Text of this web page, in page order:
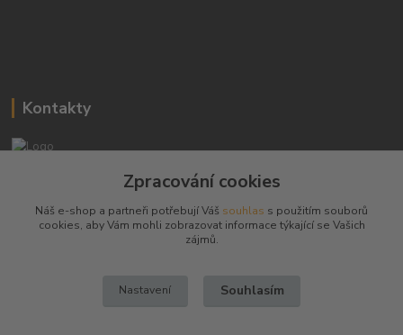
Kontakty
+420 603794370
zbranenaboje@seznam.cz
Zpracování cookies
Náš e-shop a partneři potřebují Váš souhlas s použitím souborů
cookies, aby Vám mohli zobrazovat informace týkající se Vašich
zájmů.
Nastavení Souhlasím